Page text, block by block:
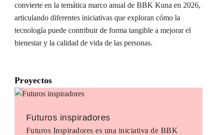
convierte en la temática marco anual de BBK Kuna en 2026,
articulando diferentes iniciativas que exploran cómo la
tecnología puede contribuir de forma tangible a mejorar el
bienestar y la calidad de vida de las personas.
Proyectos
Futuros inspiradores
Futuros Inspiradores es una iniciativa de BBK